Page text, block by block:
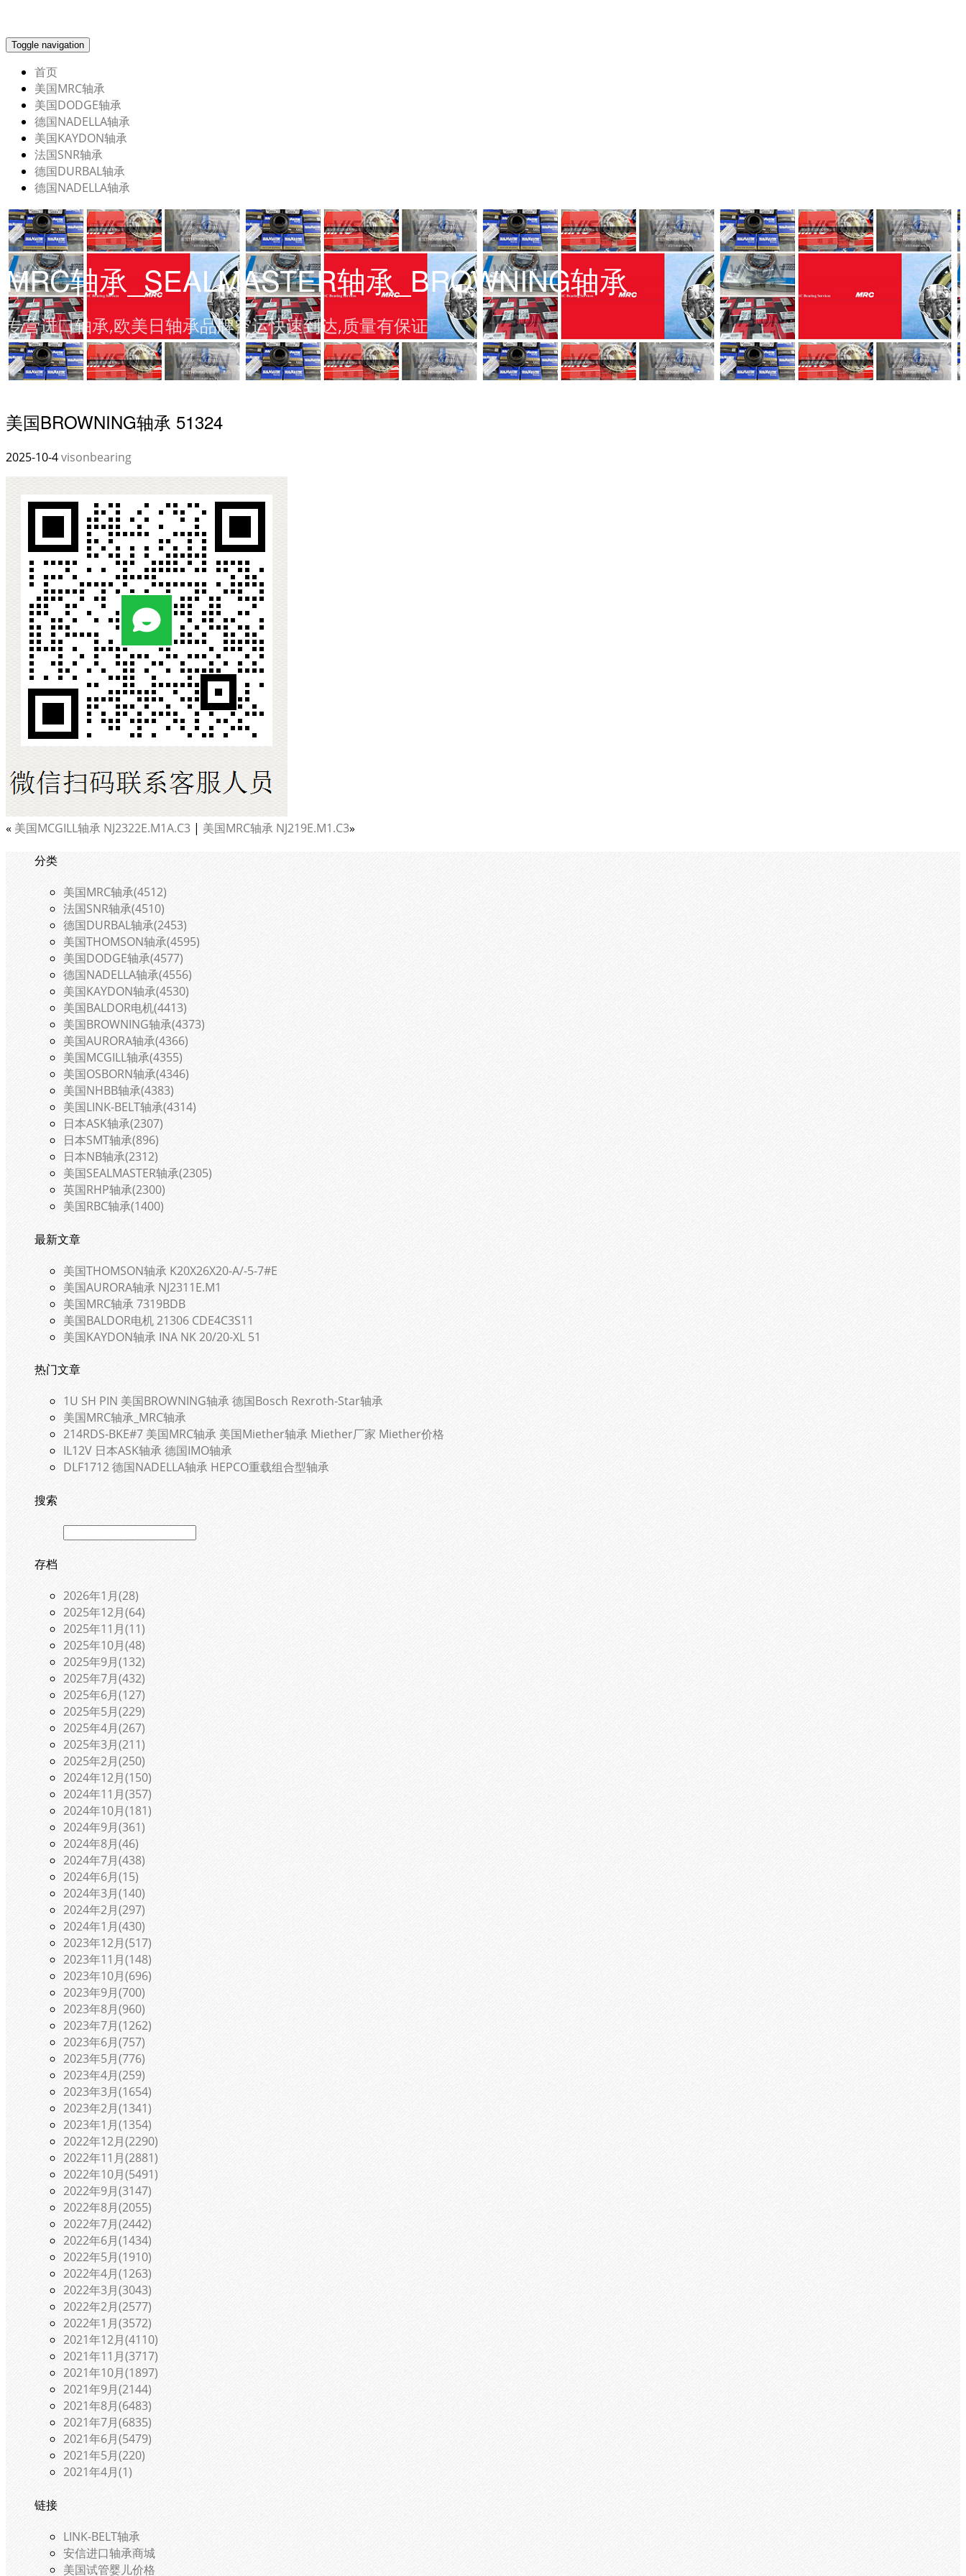
Toggle navigation
首页
美国MRC轴承
美国DODGE轴承
德国NADELLA轴承
美国KAYDON轴承
法国SNR轴承
德国DURBAL轴承
德国NADELLA轴承
MRC轴承_SEALMASTER轴承_BROWNING轴承
专营进口轴承,欧美日轴承品牌空运快速到达,质量有保证
美国BROWNING轴承 51324
2025-10-4visonbearing
« 美国MCGILL轴承 NJ2322E.M1A.C3 | 美国MRC轴承 NJ219E.M1.C3»
分类
美国MRC轴承(4512)
法国SNR轴承(4510)
德国DURBAL轴承(2453)
美国THOMSON轴承(4595)
美国DODGE轴承(4577)
德国NADELLA轴承(4556)
美国KAYDON轴承(4530)
美国BALDOR电机(4413)
美国BROWNING轴承(4373)
美国AURORA轴承(4366)
美国MCGILL轴承(4355)
美国OSBORN轴承(4346)
美国NHBB轴承(4383)
美国LINK-BELT轴承(4314)
日本ASK轴承(2307)
日本SMT轴承(896)
日本NB轴承(2312)
美国SEALMASTER轴承(2305)
英国RHP轴承(2300)
美国RBC轴承(1400)
最新文章
美国THOMSON轴承 K20X26X20-A/-5-7#E
美国AURORA轴承 NJ2311E.M1
美国MRC轴承 7319BDB
美国BALDOR电机 21306 CDE4C3S11
美国KAYDON轴承 INA NK 20/20-XL 51
热门文章
1U SH PIN 美国BROWNING轴承 德国Bosch Rexroth-Star轴承
美国MRC轴承_MRC轴承
214RDS-BKE#7 美国MRC轴承 美国Miether轴承 Miether厂家 Miether价格
IL12V 日本ASK轴承 德国IMO轴承
DLF1712 德国NADELLA轴承 HEPCO重载组合型轴承
搜索
存档
2026年1月(28)
2025年12月(64)
2025年11月(11)
2025年10月(48)
2025年9月(132)
2025年7月(432)
2025年6月(127)
2025年5月(229)
2025年4月(267)
2025年3月(211)
2025年2月(250)
2024年12月(150)
2024年11月(357)
2024年10月(181)
2024年9月(361)
2024年8月(46)
2024年7月(438)
2024年6月(15)
2024年3月(140)
2024年2月(297)
2024年1月(430)
2023年12月(517)
2023年11月(148)
2023年10月(696)
2023年9月(700)
2023年8月(960)
2023年7月(1262)
2023年6月(757)
2023年5月(776)
2023年4月(259)
2023年3月(1654)
2023年2月(1341)
2023年1月(1354)
2022年12月(2290)
2022年11月(2881)
2022年10月(5491)
2022年9月(3147)
2022年8月(2055)
2022年7月(2442)
2022年6月(1434)
2022年5月(1910)
2022年4月(1263)
2022年3月(3043)
2022年2月(2577)
2022年1月(3572)
2021年12月(4110)
2021年11月(3717)
2021年10月(1897)
2021年9月(2144)
2021年8月(6483)
2021年7月(6835)
2021年6月(5479)
2021年5月(220)
2021年4月(1)
链接
LINK-BELT轴承
安信进口轴承商城
美国试管婴儿价格